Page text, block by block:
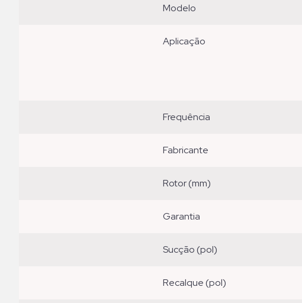
modelo
aplicação
frequência
fabricante
rotor (mm)
garantia
sucção (pol)
recalque (pol)